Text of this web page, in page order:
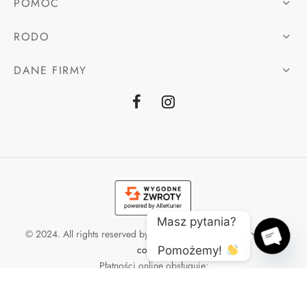
RODO
DANE FIRMY
© 2024. All rights reserved by LAUREE SHOES. Powered by e-
como.pl
Płatności online obsługuje:
Masz pytania?
Pomożemy!
Open